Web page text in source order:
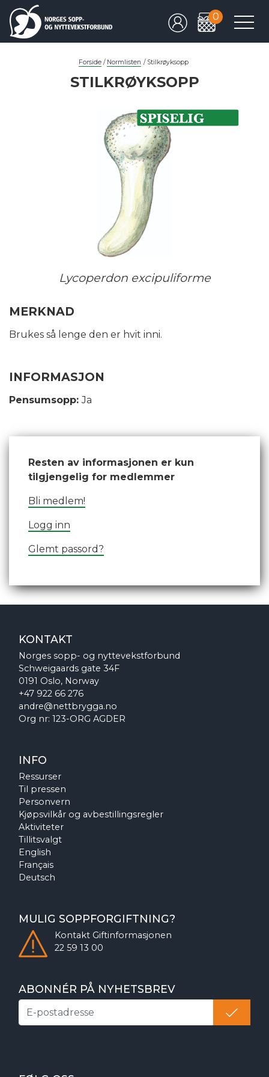
0
Forside / Normlisten / Stilkrøyksopp
STILKRØYKSOPP
Lycoperdon excipuliforme
MERKNAD
Brukes så lenge den er hvit inni.
INFORMASJON
Pensumsopp:Ja
Resten av informasjonen er kun
tilgjengelig for medlemmer
Bli medlem!
Logg inn
Glemt passord?
KONTAKT
Norges sopp- og nyttevekstforbund
Schweigaards gate 34F
0191 Oslo, Norway
+47 922 66 276
andre@nettbrygga.no
Org nr: 123-ORG AGDER
INFO
Ressurser
Til pressen
Personvern
Kjøpsvilkår og avbestillingsregler
Aktiviteter
Tillitsvalgt
English
Français
Deutsch
MULIG SOPPFORGIFTNING?
Kontakt Giftinformasjonen
22 59 13 00
ABONNÉR PÅ NYHETSBREV